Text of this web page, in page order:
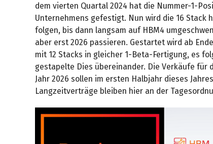
dem vierten Quartal 2024 hat die Nummer-1-
Unternehmens gefestigt. Nun wird die 16 Stack
folgen, bis dann langsam auf HBM4
aber erst 2026 passieren. Gestartet wird ab
mit 12 Stacks in gleicher 1-Beta-Fertigung, es
gestapelte Dies übereinander. Die Verkäufe für
Jahr 2026 sollen im ersten Halbjahr dieses
Langzeitverträge bleiben hier an der